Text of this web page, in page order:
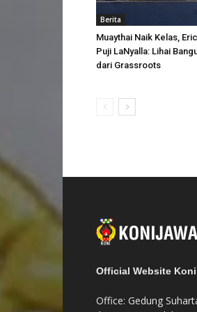
Berita
Muaythai Naik Kelas,
Puji LaNyalla: Lihai
dari Grassroots
Official Website
Office: Gedung